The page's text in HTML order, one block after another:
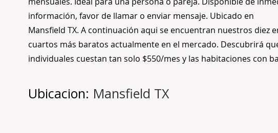
información, favor de llamar o enviar mensaje. Ubicado en
Mansfield TX. A continuación aqui se encuentran nuestros diez
cuartos más baratos actualmente en el mercado. Descubrirá
individuales cuestan tan solo $550/mes y las habitaciones con
Ubicacion: Mansfield TX